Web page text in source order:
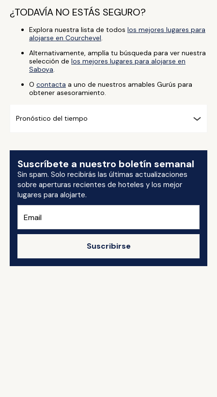
¿TODAVÍA NO ESTÁS SEGURO?
Explora nuestra lista de todos los mejores lugares para
alojarse en Courchevel.
Alternativamente, amplía tu búsqueda para ver nuestra
selección de los mejores lugares para alojarse en
Saboya.
O contacta a uno de nuestros amables Gurús para
obtener asesoramiento.
Pronóstico del tiempo
Suscríbete a nuestro boletín semanal
Sin spam. Solo recibirás las últimas actualizaciones
sobre aperturas recientes de hoteles y los mejor
lugares para alojarte.
Suscribirse